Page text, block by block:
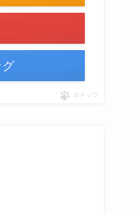
ポチップ